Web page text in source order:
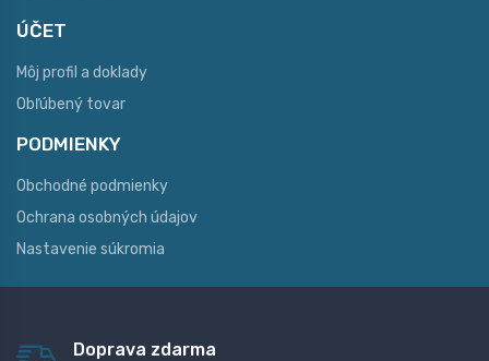
ÚČET
Môj profil a doklady
Obľúbený tovar
PODMIENKY
Obchodné podmienky
Ochrana osobných údajov
Nastavenie súkromia
Doprava zdarma